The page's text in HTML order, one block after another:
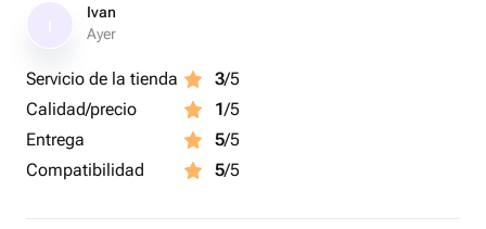
Ivan
Ayer
Servicio de la tienda 3/5
Calidad/precio
1/5
Entrega
5/5
Compatibilidad
5/5